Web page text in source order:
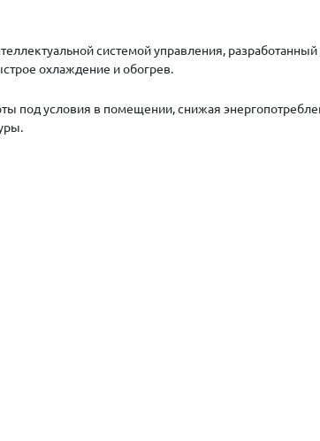
системой управления,
охлаждение и обогрев.
под условия в помещении, снижая